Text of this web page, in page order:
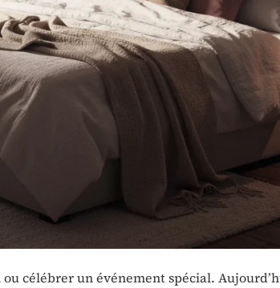
célébrer un événement spécial.